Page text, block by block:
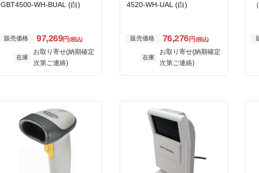
GBT4500-WH-BUAL (白)
販売価格 97,269円(税込)
在庫
お取り寄せ(納期確定
次第ご連絡)
4520-WH-UAL (白)
販売価格 76,276円(税込)
在庫
お取り寄せ(納期確定
次第ご連絡)